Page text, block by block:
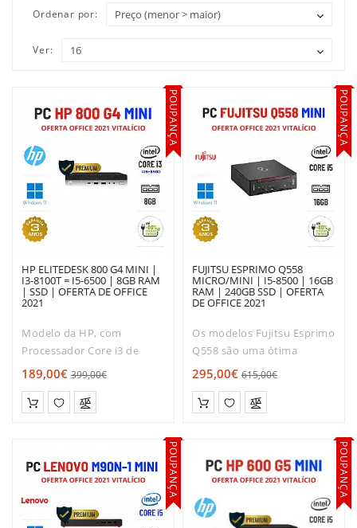
GRAFICAS
MONITORES
PLACAS
GRÁFICAS
SOFTWARE
Ordenar por:
Ver:
POUPANÇA
HP ELITEDESK 800 G4 MINI |
I3-8100T = I5-6500 | 8GB RAM
| SSD | OFERTA DE OFFICE
2021
Modelo da HP, com
Processador Core i3 de
Oitava geração.Muito boa
/ preço!O HP EliteDesk 800
189,00€ 399,00€
POUPANÇA
FUJITSU ESPRIMO Q558
MICRO/MINI | I5-8500 | 16GB
RAM | 240GB SSD | OFERTA
DE OFFICE 2021
Os modelos Fujitsu Esprimo
Q558 são uma ótima
escolha para quem trabalha
e Internet em casa ou no
295,00€ 615,00€
POUPANÇA POUPANÇA